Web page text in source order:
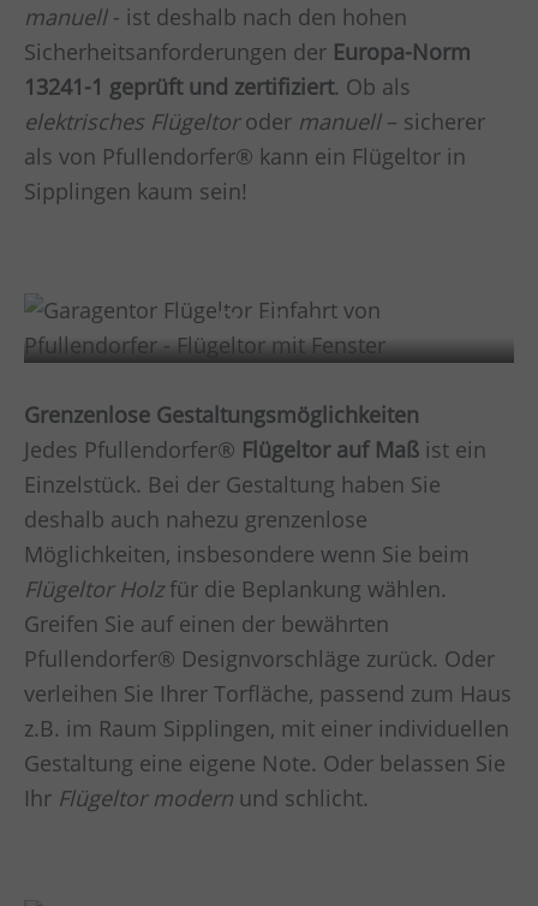
manuell - ist deshalb nach den hohen
Sicherheitsanforderungen der Europa-Norm
13241-1 geprüft und zertifiziert. Ob als
elektrisches Flügeltoroder manuell – sicherer
als von Pfullendorfer® kann ein Flügeltor in
Sipplingen kaum sein!
Design
Grenzenlose Gestaltungsmöglichkeiten
Jedes Pfullendorfer® Flügeltor auf Maß ist ein
Einzelstück. Bei der Gestaltung haben Sie
deshalb auch nahezu grenzenlose
Möglichkeiten, insbesondere wenn Sie beim
Flügeltor Holzfür die Beplankung wählen.
Greifen Sie auf einen der bewährten
Pfullendorfer® Designvorschläge zurück. Oder
verleihen Sie Ihrer Torfläche, passend zum Haus
z.B. im Raum Sipplingen, mit einer individuellen
Gestaltung eine eigene Note. Oder belassen Sie
Ihr Flügeltor modern und schlicht.